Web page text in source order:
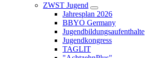
ZWST Jugend
Untermenü
öffnen/schließen
Jahresplan 2026
BBYO Germany
Jugendbildungsaufenthalte
Jugendkongress
TAGLIT